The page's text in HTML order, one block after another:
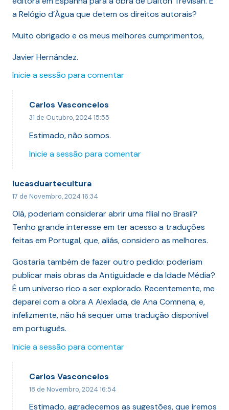
a Relógio d’Água que detem os direitos autorais?
Muito obrigado e os meus melhores cumprimentos,
Javier Hernández.
Inicie a sessão para comentar
Carlos Vasconcelos
31 de Outubro, 2024 15:55
Estimado, não somos.
Inicie a sessão para comentar
lucasduartecultura
17 de Novembro, 2024 16:34
Olá, poderiam considerar abrir uma filial no Brasil?
Tenho grande interesse em ter acesso a traduções
feitas em Portugal, que, aliás, considero as melhores.
Gostaria também de fazer outro pedido: poderiam
publicar mais obras da Antiguidade e da Idade Média?
É um universo rico a ser explorado. Recentemente, me
deparei com a obra A Alexíada, de Ana Comnena, e,
infelizmente, não há sequer uma tradução disponível
em português.
Inicie a sessão para comentar
Carlos Vasconcelos
18 de Novembro, 2024 16:54
Estimado, agradecemos as sugestões, que iremos